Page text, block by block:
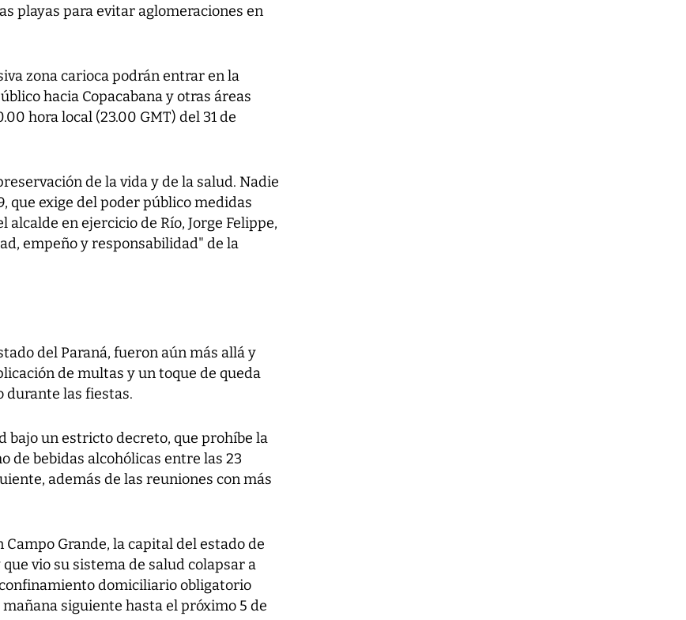
playas para evitar aglomeraciones en
zona carioca podrán entrar en la
hacia Copacabana y otras áreas
hora local (23.00 GMT) del 31 de
de la vida y de la salud. Nadie
que exige del poder público medidas
alcalde en ejercicio de Río, Jorge Felippe,
empeño y responsabilidad" de la
del Paraná, fueron aún más allá y
de multas y un toque de queda
durante las fiestas.
bajo un estricto decreto, que prohíbe la
de bebidas alcohólicas entre las 23
además de las reuniones con más
Grande, la capital del estado de
vio su sistema de salud colapsar a
domiciliario obligatorio
siguiente hasta el próximo 5 de